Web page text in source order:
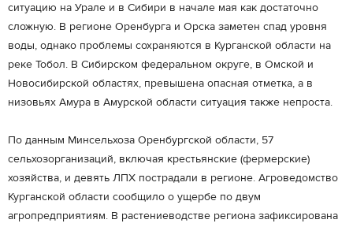
ситуацию на Урале и в Сибири в начале мая как достаточно
сложную. В регионе Оренбурга и Орска заметен спад уровня
воды, однако проблемы сохраняются в Курганской области на
реке Тобол. В Сибирском федеральном округе, в Омской и
Новосибирской областях, превышена опасная отметка, а в
низовьях Амура в Амурской области ситуация также непроста.
По данным Минсельхоза Оренбургской области, 57
сельхозорганизаций, включая крестьянские (фермерские)
хозяйства, и девять ЛПХ пострадали в регионе. Агроведомство
Курганской области сообщило о ущербе по двум
агропредприятиям. В растениеводстве региона зафиксирована